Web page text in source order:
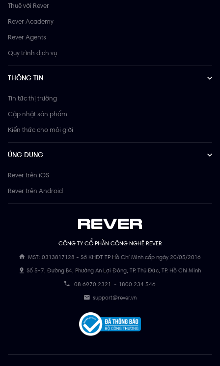
CÔNG TY CỔ PHẦN CÔNG NGHỆ REVER
MST: 0313817128 - Sở KHĐT TP Hồ Chí Minh cấp ngày 20/05/2016
Số 5-7, Đường B4, Phường An Lợi Đông, TP. Thủ Đức, TP. Hồ Chí Minh
08 6970 2321 - 1800 234 546
support@rever.vn
Thuê với Rever
Rever Academy
Rever Agents
Quy trình dịch vụ
THÔNG TIN
Tin tức thị trường
Cập nhật sản phẩm
Kiến thức cho môi giới
ỨNG DỤNG
Rever trên iOS
Rever trên Android